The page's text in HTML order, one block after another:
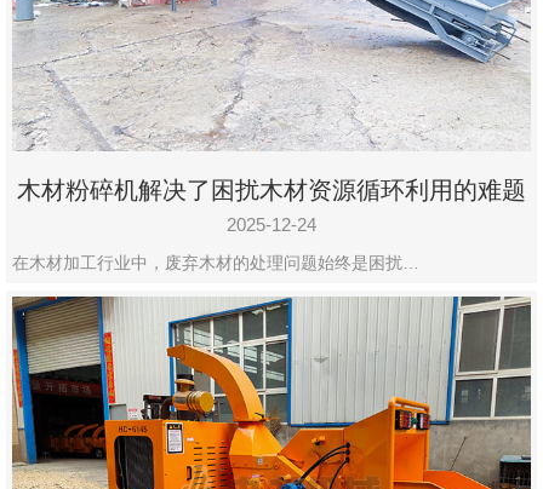
木材粉碎机解决了困扰木材资源循环利用的难题
2025-12-24
在木材加工行业中，废弃木材的处理问题始终是困扰…